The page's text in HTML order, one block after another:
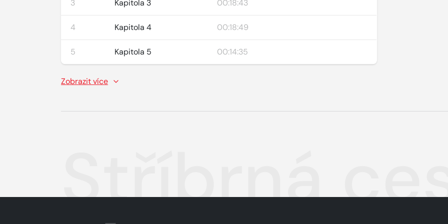
3 Kapitola 3 00:18:43
4 Kapitola 4 00:18:49
5 Kapitola 5 00:14:35
Zobrazit více
Stříbrná